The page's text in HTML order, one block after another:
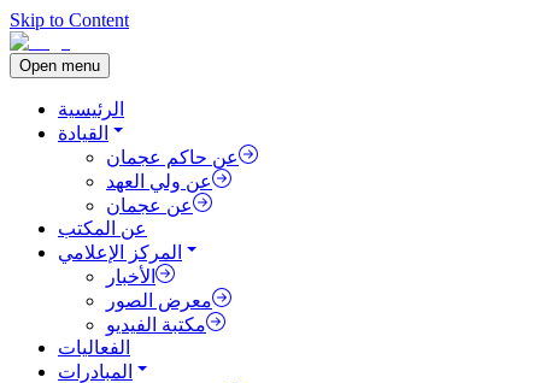
Skip to Content
Open menu
الرئيسية
القيادة
عن حاكم عجمان
عن ولي العهد
عن عجمان
عن المكتب
المركز الإعلامي
الأخبار
معرض الصور
مكتبة الفيديو
الفعاليات
المبادرات